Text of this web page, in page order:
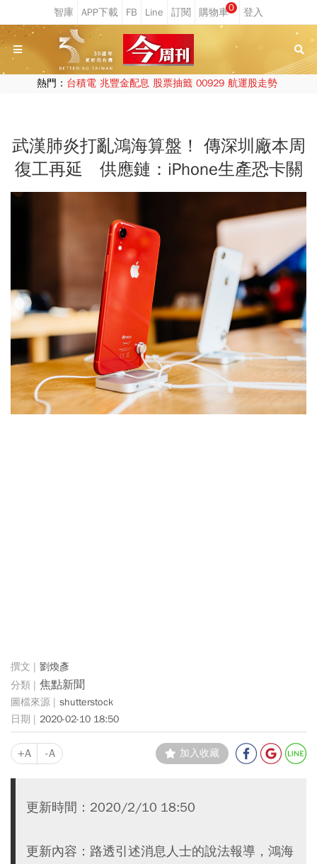
0
熱門： 台積電 兆豐金配息 股票抽籤 00929 航運股走勢
武漢肺炎打亂鴻海算盤！ 傳深圳廠本周
復工再延 供應鏈：iPhone生產恐卡關
劉煥彥
焦點新聞
shutterstock
2020-02-10 18:50
+A -A 加入收藏
更新時間：2020/2/10 18:50
更新內容：路透引述消息人士的說法報導，鴻海